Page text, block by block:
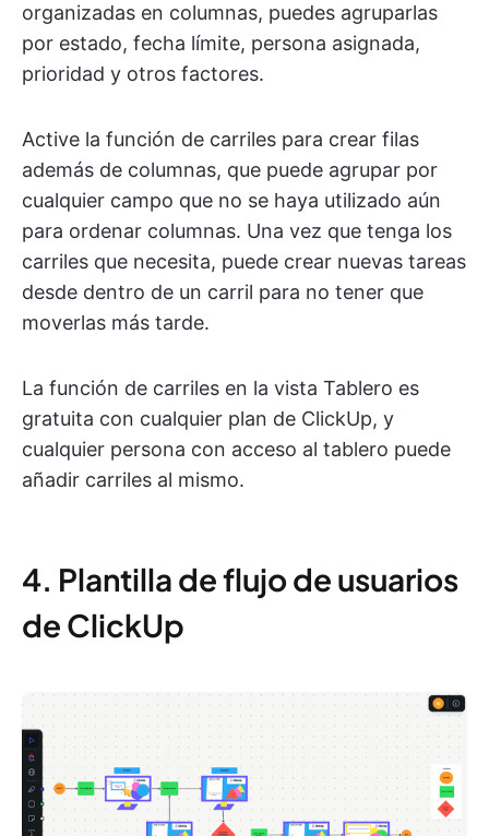
organizadas en columnas, puedes agruparlas
por estado, fecha límite, persona asignada,
prioridad y otros factores.
Active la función de carriles para crear filas
además de columnas, que puede agrupar por
cualquier campo que no se haya utilizado aún
para ordenar columnas. Una vez que tenga los
carriles que necesita, puede crear nuevas tareas
desde dentro de un carril para no tener que
moverlas más tarde.
La función de carriles en la vista Tablero es
gratuita con cualquier plan de ClickUp, y
cualquier persona con acceso al tablero puede
añadir carriles al mismo.
4. Plantilla de flujo de usuarios
de ClickUp